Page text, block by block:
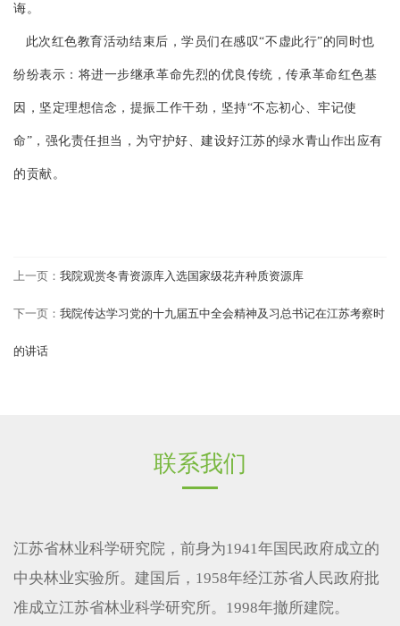
诲。
此次红色教育活动结束后，学员们在感叹“不虚此行”的同时也
纷纷表示：将进一步继承革命先烈的优良传统，传承革命红色基
因，坚定理想信念，提振工作干劲，坚持“不忘初心、牢记使
命”，强化责任担当，为守护好、建设好江苏的绿水青山作出应有
的贡献。
上一页： 我院观赏冬青资源库入选国家级花卉种质资源库
下一页： 我院传达学习党的十九届五中全会精神及习总书记在江苏考察时
的讲话
联系我们
江苏省林业科学研究院，前身为1941年国民政府成立的
中央林业实验所。建国后，1958年经江苏省人民政府批
准成立江苏省林业科学研究所。1998年撤所建院。